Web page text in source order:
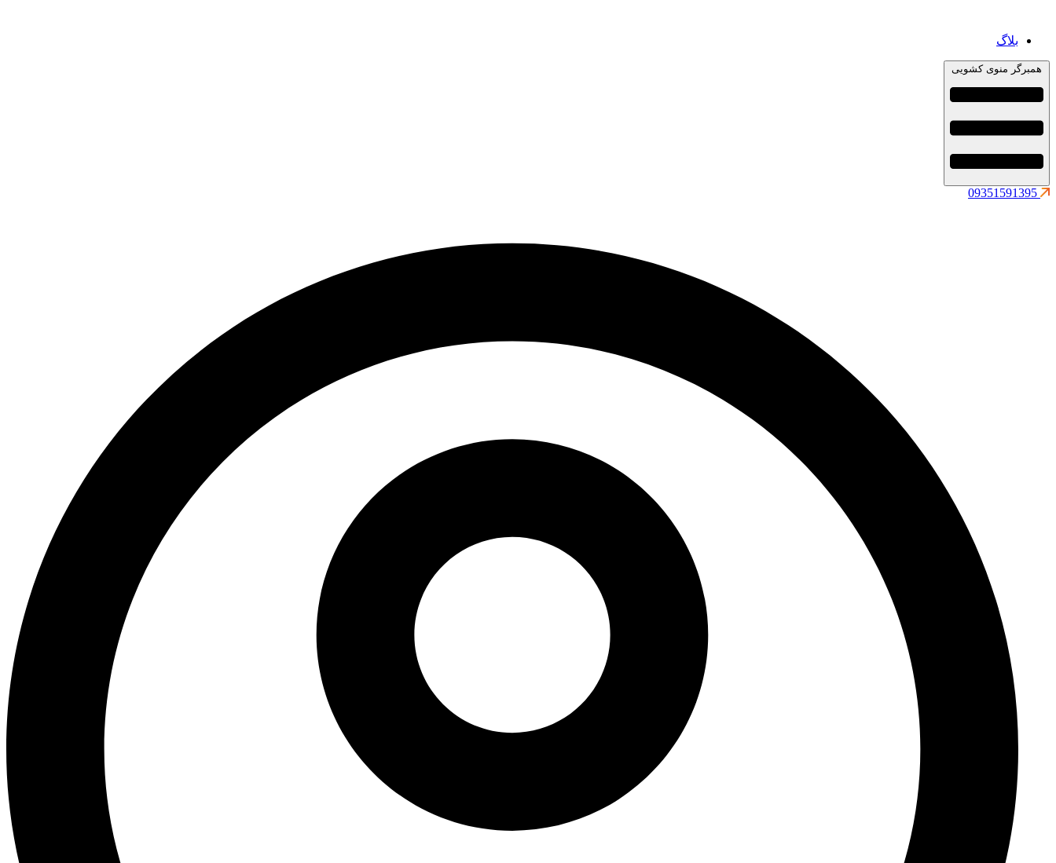
بلاگ
همبرگر منوی کشویی
09351591395